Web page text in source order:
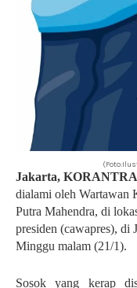
Jakarta,
dialami oleh
Putra Mahendra, di
presiden (cawapres), di
Minggu malam (21/1).
Sosok yang kerap